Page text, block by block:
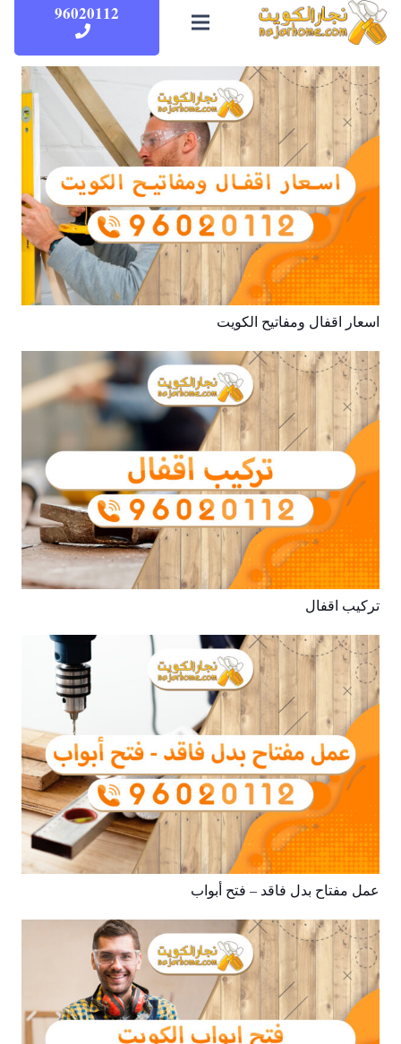
96020112
اسعار اقفال ومفاتيح الكويت
تركيب اقفال
عمل مفتاح بدل فاقد – فتح أبواب